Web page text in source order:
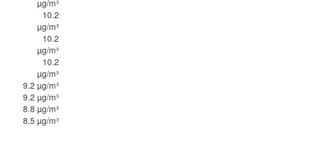
µg/m³
10.2
µg/m³
10.2
µg/m³
10.2
µg/m³
9.2 µg/m³
9.2 µg/m³
8.8 µg/m³
8.5 µg/m³